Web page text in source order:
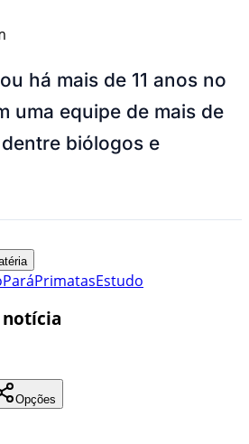
há mais de 11 anos no
uma equipe de mais de
biólogos e
ParáPrimatasEstudo
Opções